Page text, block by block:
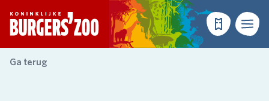
- Homepagina
TicketsMenu
Ga terug